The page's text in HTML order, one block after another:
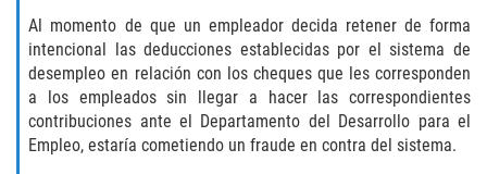
Segunda Ofensa de DUI
Tercera Ofensa de DUI
Delitos Violentos
Al momento de que un empleador decida retener de forma
intencional las deducciones establecidas por el sistema de
desempleo en relación con los cheques que les corresponden
a los empleados sin llegar a hacer las correspondientes
contribuciones ante el Departamento del Desarrollo para el
Empleo, estaría cometiendo un fraude en contra del sistema.